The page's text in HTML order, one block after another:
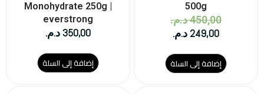
500g
450,00د.م.
249,00 د.م.
إضافة إلى السلة
Monohydrate 250g |
everstrong
350,00د.م.
إضافة إلى السلة